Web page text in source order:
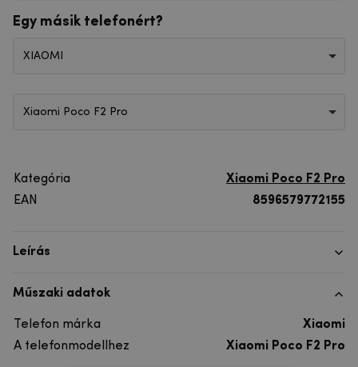
Egy másik telefonért?
XIAOMI
Xiaomi Poco F2 Pro
Kategória
Xiaomi Poco F2 Pro
EAN
8596579772155
Leírás
Műszaki adatok
Telefon márka
Xiaomi
A telefonmodellhez
Xiaomi Poco F2 Pro